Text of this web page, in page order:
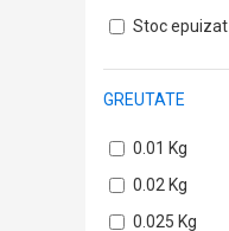
GREUTATE
0.01 Kg
0.02 Kg
0.025 Kg
Stoc epuizat